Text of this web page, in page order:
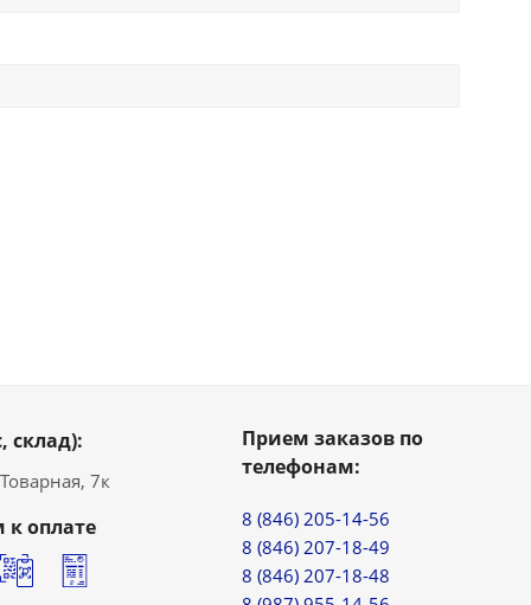
склад):
7к
оплате
Прием заказов по
телефонам:
8 (846) 205-14-56
8 (846) 207-18-49
8 (846) 207-18-48